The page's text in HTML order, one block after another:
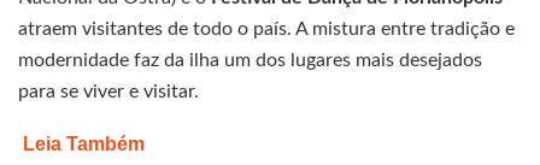
atraem visitantes de todo o país. A mistura entre tradição e
modernidade faz da ilha um dos lugares mais desejados
para se viver e visitar.
Leia Também